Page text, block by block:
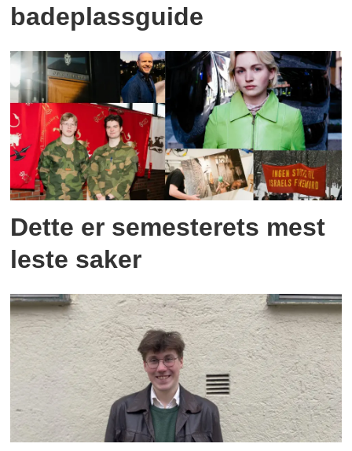
badeplassguide
Dette er semesterets mest
leste saker